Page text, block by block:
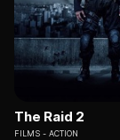
The Raid 2
FILMS ACTION